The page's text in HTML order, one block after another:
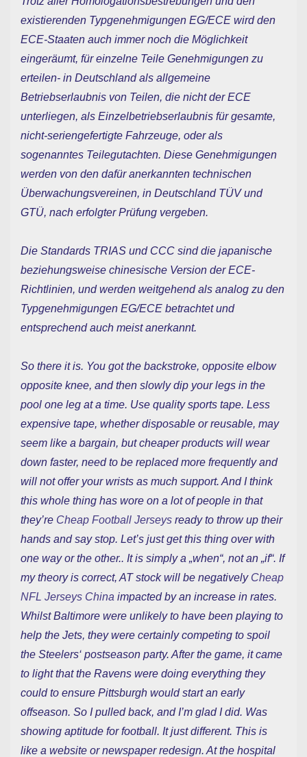
existierenden Typgenehmigungen EG/ECE wird den
ECE-Staaten auch immer noch die Möglichkeit
eingeräumt, für einzelne Teile Genehmigungen zu
erteilen- in Deutschland als allgemeine
Betriebserlaubnis von Teilen, die nicht der ECE
unterliegen, als Einzelbetriebserlaubnis für gesamte,
nicht-seriengefertigte Fahrzeuge, oder als
sogenanntes Teilegutachten. Diese Genehmigungen
werden von den dafür anerkannten technischen
Überwachungsvereinen, in Deutschland TÜV und
GTÜ, nach erfolgter Prüfung vergeben.
Die Standards TRIAS und CCC sind die japanische
beziehungsweise chinesische Version der ECE-
Richtlinien, und werden weitgehend als analog zu den
Typgenehmigungen EG/ECE betrachtet und
entsprechend auch meist anerkannt.
So there it is. You got the backstroke, opposite elbow
opposite knee, and then slowly dip your legs in the
pool one leg at a time. Use quality sports tape. Less
expensive tape, whether disposable or reusable, may
seem like a bargain, but cheaper products will wear
down faster, need to be replaced more frequently and
will not offer your wrists as much support. And I think
this whole thing has wore on a lot of people in that
they’re Cheap Football Jerseys ready to throw up their
hands and say stop. Let’s just get this thing over with
one way or the other.. It is simply a „when“, not an „if“. If
my theory is correct, AT stock will be negatively Cheap
NFL Jerseys China impacted by an increase in rates.
Whilst Baltimore were unlikely to have been playing to
help the Jets, they were certainly competing to spoil
the Steelers‘ postseason party. After the game, it came
to light that the Ravens were doing everything they
could to ensure Pittsburgh would start an early
offseason. So I pulled back, and I’m glad I did. Was
showing aptitude for football. It just different. This is
like a website or newspaper redesign. At the hospital